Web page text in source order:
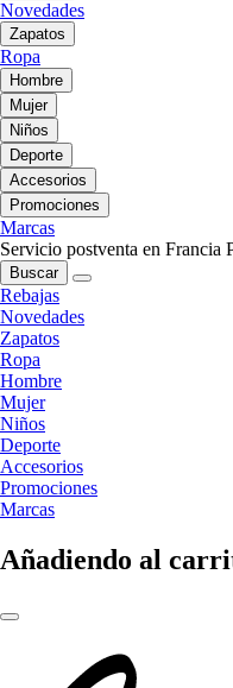
Novedades
Zapatos
Ropa
Hombre
Mujer
Niños
Deporte
Accesorios
Promociones
Marcas
Servicio postventa en Francia
Buscar
Rebajas
Novedades
Zapatos
Ropa
Hombre
Mujer
Niños
Deporte
Accesorios
Promociones
Marcas
Añadiendo al